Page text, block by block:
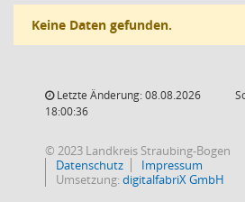
Keine Daten gefunden.
Letzte Änderung: 08.08.2026
18:00:36
© 2023 Landkreis Straubing-Bogen
Datenschutz
Impressum
Umsetzung:digitalfabriX GmbH